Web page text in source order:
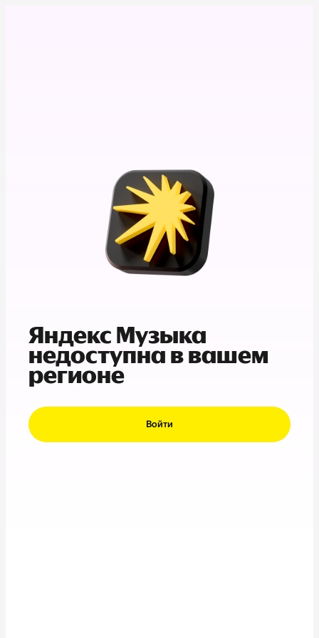
Яндекс Музыка
недоступна в вашем
регионе
Войти